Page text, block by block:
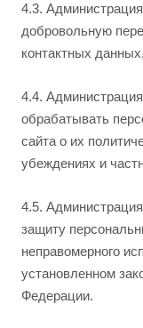
4.3. Администрация
добровольную
контактных
4.4.
обрабатывать
сайта о их
убеждениях и
4.5.
защиту
неправомерного
установленном
Федерации.